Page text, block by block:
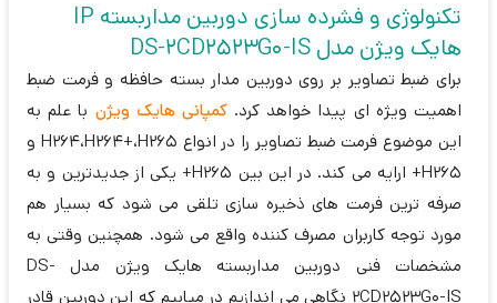
تکنولوژی و فشرده سازی دوربین مداربسته IP
هایک ویژن مدل DS-2CD2523G0-IS
برای ضبط تصاویر بر روی دوربین مدار بسته حافظه و فرمت ضبط
اهمیت ویژه ای پیدا خواهد کرد.کمپانی هایک ویژن با علم به
این موضوع فرمت ضبط تصاویر را در انواع H264،H264+،H265 و
H265+ ارایه می کند. در این بین H265+ یکی از جدیدترین و به
صرفه ترین فرمت های ذخیره سازی تلقی می شود که بسیار هم
مورد توجه کاربران مصرف کننده واقع می شود. همچنین وقتی به
مشخصات فنی دوربین مداربسته هایک ویژن مدل DS-
2CD2523G0-IS نگاهی می اندازیم در میابیم که این دوربین قادر